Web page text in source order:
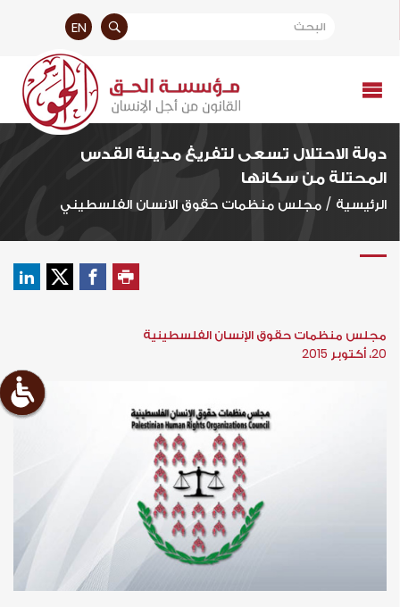
EN
دولة الاحتلال تسعى لتفريغ مدينة القدس
المحتلة من سكانها
الرئيسية / مجلس منظمات حقوق الانسان الفلسطيني
مجلس منظمات حقوق الإنسان الفلسطينية
20، أكتوبر 2015